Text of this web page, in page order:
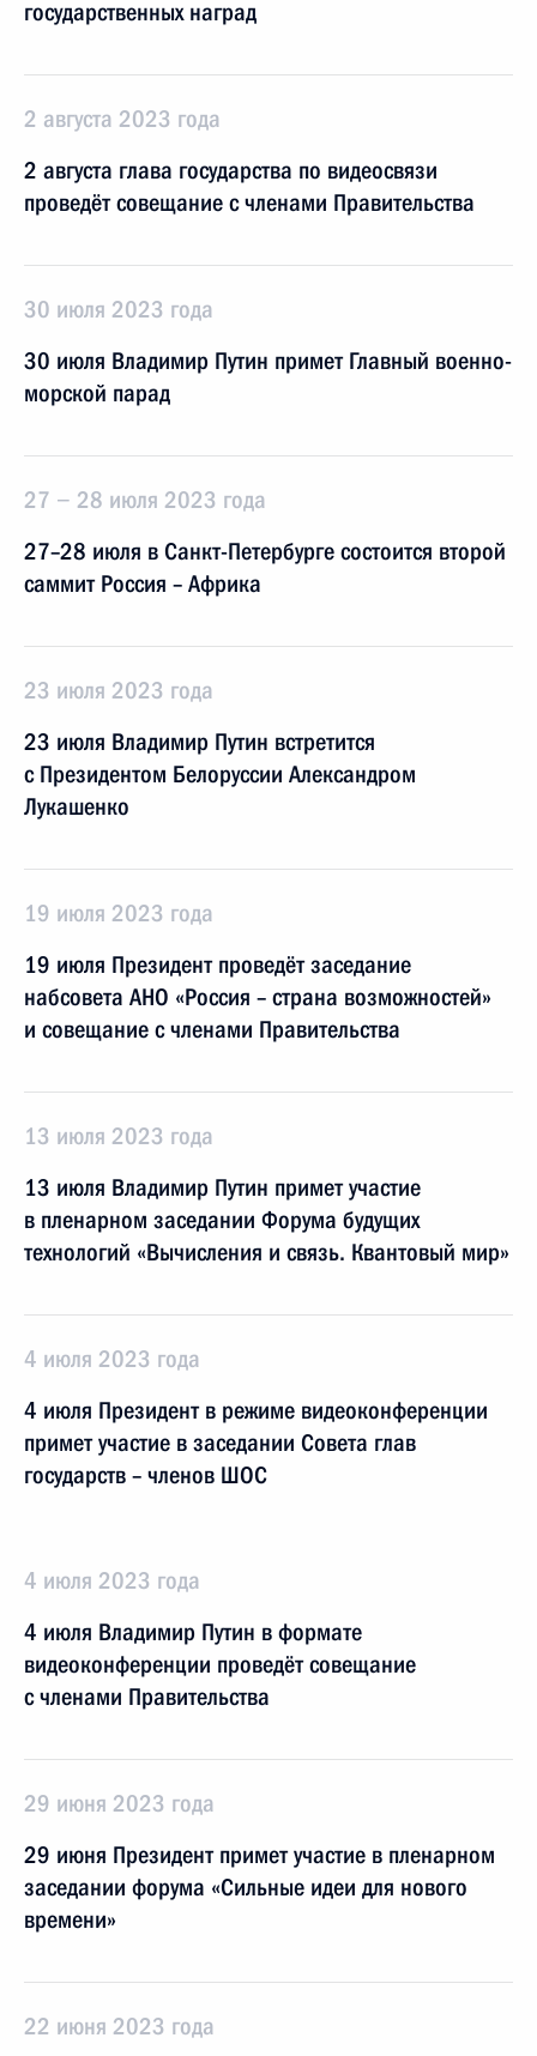
государственных наград
2 августа 2023 года
2 августа глава государства по видеосвязи
проведёт совещание с членами Правительства
30 июля 2023 года
30 июля Владимир Путин примет Главный военно-
морской парад
27 − 28 июля 2023 года
27–28 июля в Санкт-Петербурге состоится второй
саммит Россия – Африка
23 июля 2023 года
23 июля Владимир Путин встретится
с Президентом Белоруссии Александром
Лукашенко
19 июля 2023 года
19 июля Президент проведёт заседание
набсовета АНО «Россия – страна возможностей»
и совещание с членами Правительства
13 июля 2023 года
13 июля Владимир Путин примет участие
в пленарном заседании Форума будущих
технологий «Вычисления и связь. Квантовый мир»
4 июля 2023 года
4 июля Президент в режиме видеоконференции
примет участие в заседании Совета глав
государств – членов ШОС
4 июля 2023 года
4 июля Владимир Путин в формате
видеоконференции проведёт совещание
с членами Правительства
29 июня 2023 года
29 июня Президент примет участие в пленарном
заседании форума «Сильные идеи для нового
времени»
22 июня 2023 года